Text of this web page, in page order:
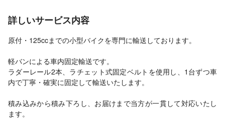
詳しいサービス内容
原付・125ccまでの小型バイクを専門に輸送しております。
軽バンによる車内固定輸送です。
ラダーレール2本、ラチェット式固定ベルトを使用し、1台ずつ車
内で丁寧・確実に固定して輸送いたします。
積み込みから積み下ろし、お届けまで当方が一貫して対応いたし
ます。